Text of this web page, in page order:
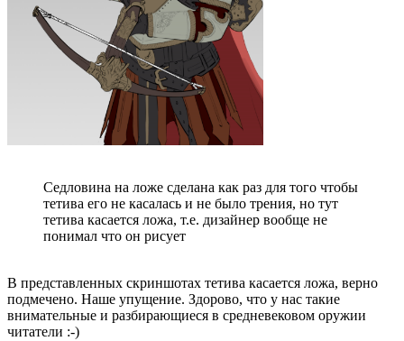
Седловина на ложе сделана как раз для того чтобы
тетива его не касалась и не было трения, но тут
тетива касается ложа, т.е. дизайнер вообще не
понимал что он рисует
В представленных скриншотах тетива касается ложа, верно
подмечено. Наше упущение. Здорово, что у нас такие
внимательные и разбирающиеся в средневековом оружии
читатели :-)